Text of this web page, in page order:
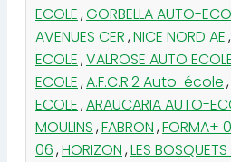
ECOLE,GORBELLA AUTO-
AVENUES CER,NICE NORD AE,
ECOLE,VALROSE AUTO
ECOLE,A.F.C.R.2 Auto-école,
ECOLE,ARAUCARIA AUTO-
MOULINS,FABRON,FORMA+
06,HORIZON,LES